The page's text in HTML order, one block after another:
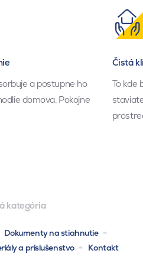
a postupne ho
domova. Pokojne
Čistá
To kde
kategória
Dokumenty na stiahnutie
a príslušenstvo Kontakt